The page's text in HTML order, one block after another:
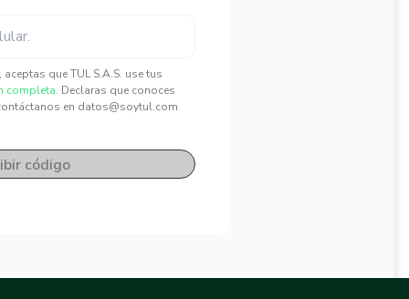
que TUL S.A.S. use tus
completa. Declaras que conoces
en datos@soytul.com
código